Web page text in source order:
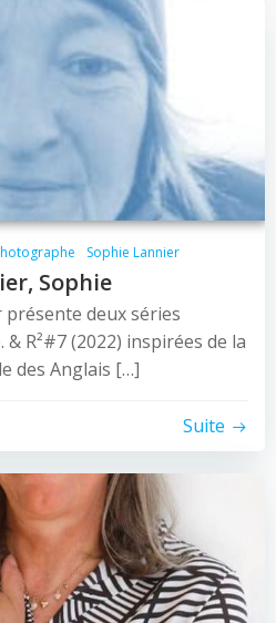
Sophie Lannier
Sophie
deux séries
R²#7 (2022) inspirées de la
des Anglais […]
Suite